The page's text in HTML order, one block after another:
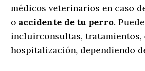
médicos veterinarios en caso
o accidente de tu perro. Puede
incluirconsultas, tratamientos,
hospitalización, dependiendo